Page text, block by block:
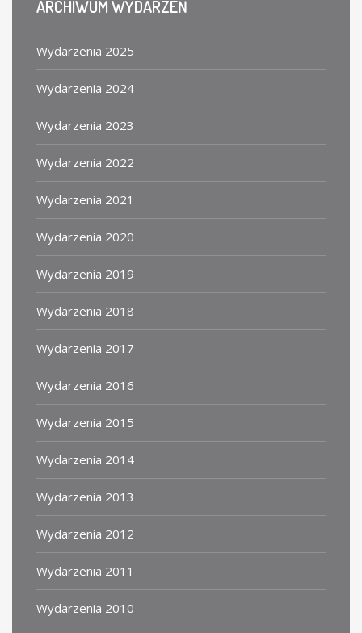
ARCHIWUMWYDARZEŃ
Wydarzenia 2025
Wydarzenia 2024
Wydarzenia 2023
Wydarzenia 2022
Wydarzenia 2021
Wydarzenia 2020
Wydarzenia 2019
Wydarzenia 2018
Wydarzenia 2017
Wydarzenia 2016
Wydarzenia 2015
Wydarzenia 2014
Wydarzenia 2013
Wydarzenia 2012
Wydarzenia 2011
Wydarzenia 2010